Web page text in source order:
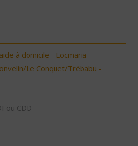
à domicile - Locmaria-
Le Conquet/Trébabu -
ou CDD